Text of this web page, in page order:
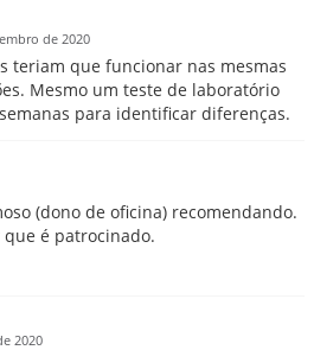
de 2020
teriam que funcionar nas mesmas
Mesmo um teste de laboratório
para identificar diferenças.
(dono de oficina) recomendando.
que é patrocinado.
2020